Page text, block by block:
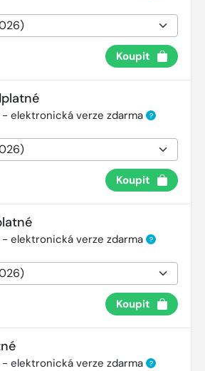
Koupit
- elektronická verze zdarma ?
Koupit
- elektronická verze zdarma ?
Koupit
- elektronická verze zdarma ?